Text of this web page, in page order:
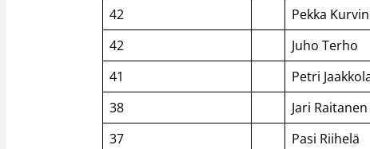
42
Pekka
42
Juho Terho
41
Petri
38
Jari Raitanen
37
Pasi Riihelä